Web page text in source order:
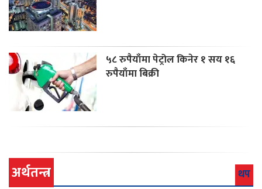
५८ रुपैयाँमा पेट्रोल किनेर १ सय १६
रुपैयाँमा बिक्री
अर्थतन्त्र थप